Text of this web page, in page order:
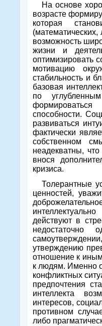
На основе
возрасте
которая
(математических,
возможность
жизни и
оптимизировать
мотивацию
стабильность и
базовая
по
способности.
развиваться
фактически
собственном
неадекватны,
внося
кризиса.
Толерантные
ценностей,
действуют в
недостаточно
утверждению
отношение к
к людям. Именно
конфликтных
предпочтения
интеллекта
интересов,
противном
либо